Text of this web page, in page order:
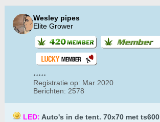
Wesley pipes
Elite Grower
Registratie op: Mar 2020
Berichten: 2578
LED: Auto's in de tent. 70x70 met ts600